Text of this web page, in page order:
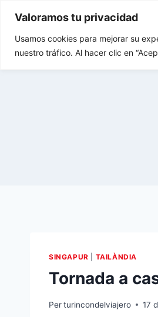
Valoramos tu privacidad
Usamos cookies para mejorar su
nuestro tráfico. Al hacer clic en
contingutTu Rincón del
SINGAPUR TAILÀNDIA
Tornada a
Perturincondelviajero 17